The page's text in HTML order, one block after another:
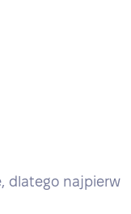
dlatego najpierw